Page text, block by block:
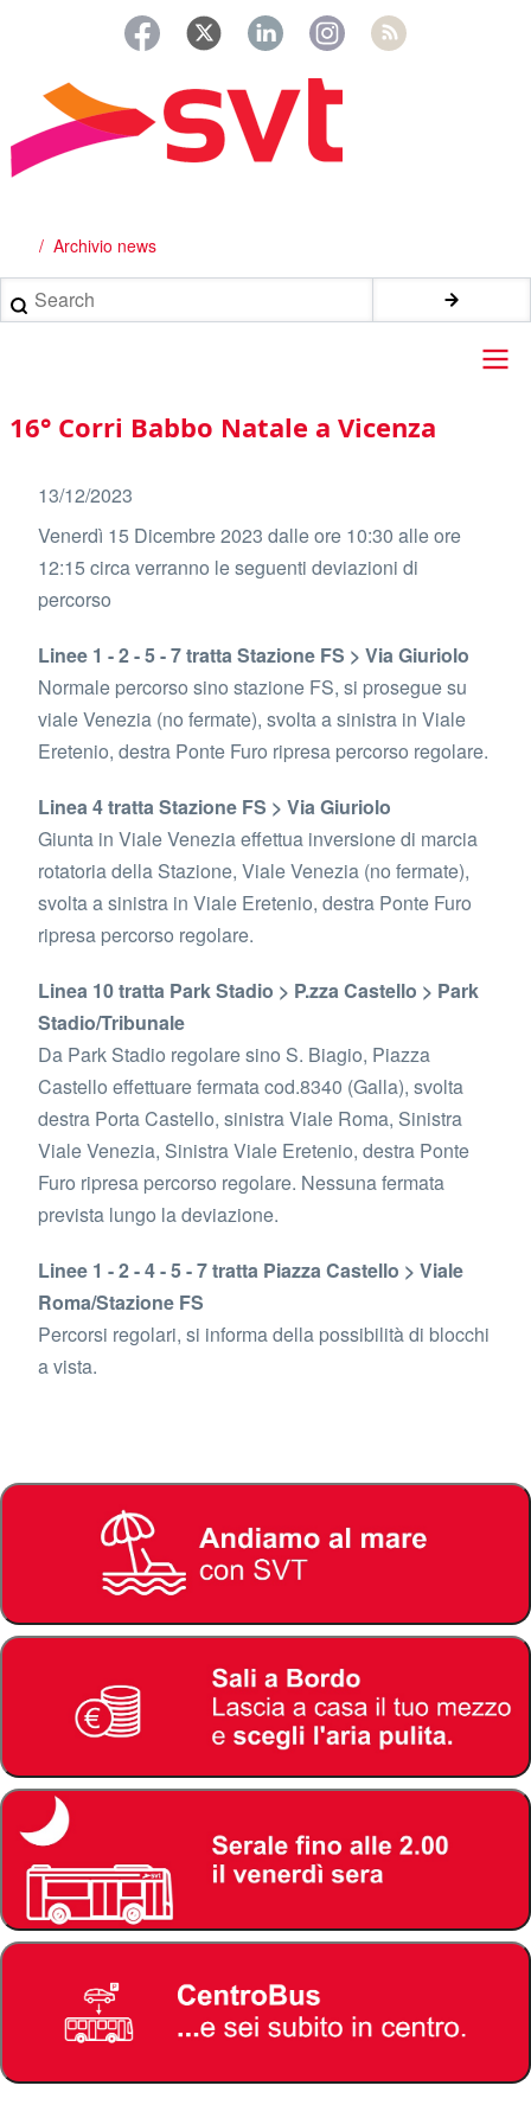
principale
Briciole
di
pane
Archivio news
Search
Main
navigation
16° Corri Babbo Natale a Vicenza
13/12/2023
Venerdì 15 Dicembre 2023 dalle ore 10:30 alle ore
12:15 circa verranno le seguenti deviazioni di
percorso
Linee 1 - 2 - 5 - 7 tratta Stazione FS > Via Giuriolo
Normale percorso sino stazione FS, si prosegue su
viale Venezia (no fermate), svolta a sinistra in Viale
Eretenio, destra Ponte Furo ripresa percorso regolare.
Linea 4 tratta Stazione FS > Via Giuriolo
Giunta in Viale Venezia effettua inversione di marcia
rotatoria della Stazione, Viale Venezia (no fermate),
svolta a sinistra in Viale Eretenio, destra Ponte Furo
ripresa percorso regolare.
Linea 10 tratta Park Stadio > P.zza Castello > Park
Stadio/Tribunale
Da Park Stadio regolare sino S. Biagio, Piazza
Castello effettuare fermata cod.8340 (Galla), svolta
destra Porta Castello, sinistra Viale Roma, Sinistra
Viale Venezia, Sinistra Viale Eretenio, destra Ponte
Furo ripresa percorso regolare. Nessuna fermata
prevista lungo la deviazione.
Linee 1 - 2 - 4 - 5 - 7 tratta Piazza Castello > Viale
Roma/Stazione FS
Percorsi regolari, si informa della possibilità di blocchi
a vista.